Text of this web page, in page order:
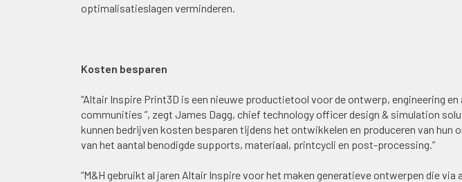
optimalisatieslagen verminderen.
Kosten besparen
“Altair Inspire Print3D is een nieuwe productietool voor de ontwerp, engineering
communities ”, zegt James Dagg, chief technology officer design & simulation
kunnen bedrijven kosten besparen tijdens het ontwikkelen en produceren van hun
van het aantal benodigde supports, materiaal, printcycli en post-processing.”
“M&H gebruikt al jaren Altair Inspire voor het maken generatieve ontwerpen die